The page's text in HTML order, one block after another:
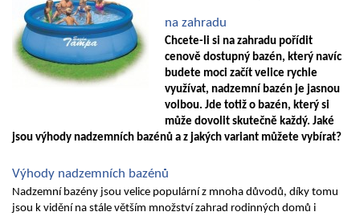
na zahradu
Chcete-li si na zahradu pořídit
cenově dostupný bazén, který navíc
budete moci začít velice rychle
využívat, nadzemní bazén je jasnou
volbou. Jde totiž o bazén, který si
může dovolit skutečně každý. Jaké
jsou výhody nadzemních bazénů a z jakých variant můžete vybírat?
Výhody nadzemních bazénů
Nadzemní bazény jsou velice populární z mnoha důvodů, díky tomu
jsou k vidění na stále větším množství zahrad rodinných domů i